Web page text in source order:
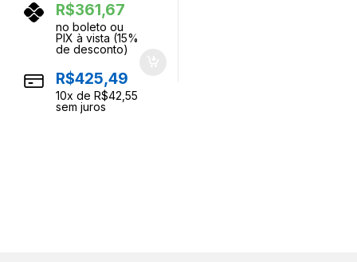
R$361,67
no boleto ou
PIX à vista (15%
de desconto)
R$425,49
10x de R$42,55
sem juros